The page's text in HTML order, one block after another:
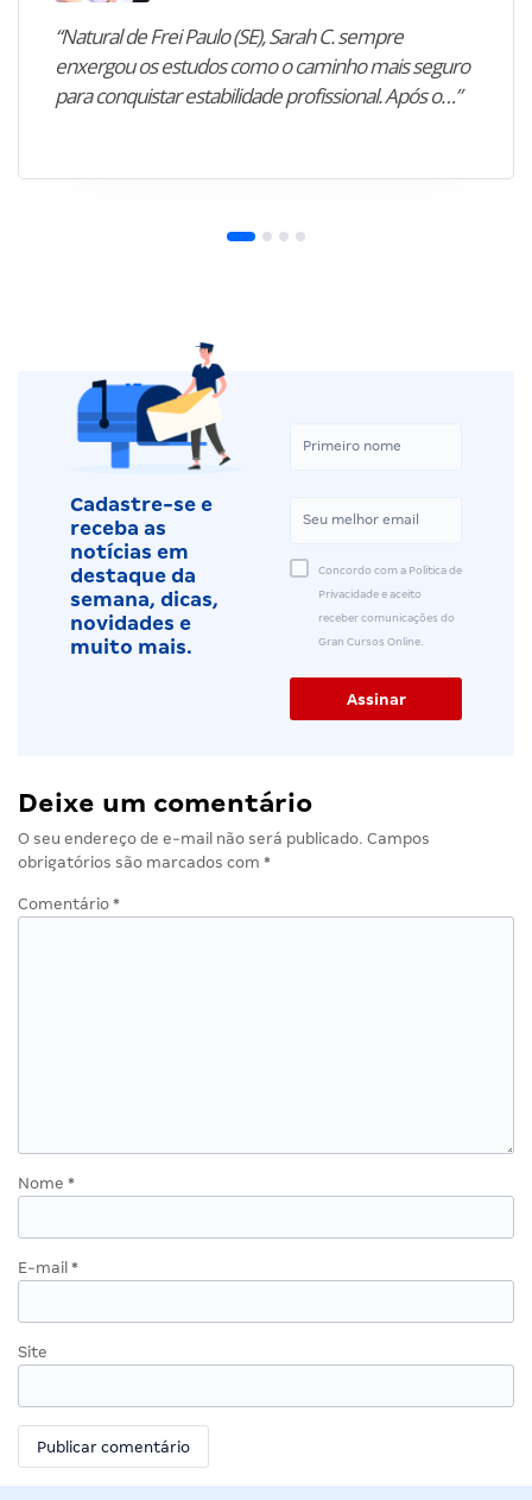
“Natural de Frei Paulo (SE), Sarah C. sempre
enxergou os estudos como o caminho mais seguro
para conquistar estabilidade profissional. Após o…”
Cadastre-se e
receba as
notícias em
destaque da
semana, dicas,
novidades e
muito mais.
Concordo com a Política de
Privacidade e aceito
receber comunicações do
Gran Cursos Online.
Deixe um comentário
O seu endereço de e-mail não será publicado. Campos
obrigatórios são marcados com *
Comentário *
Nome *
E-mail *
Site